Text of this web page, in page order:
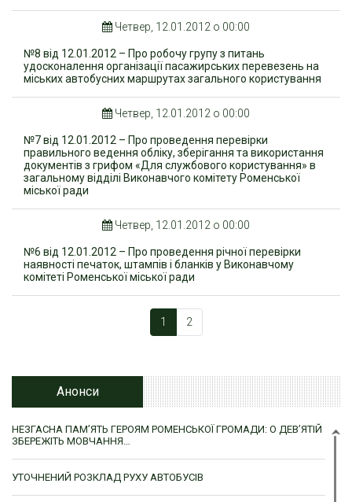
Четвер, 12.01.2012 о 00:00
№8 від 12.01.2012 – Про робочу групу з питань
удосконалення організації пасажирських перевезень на
міських автобусних маршрутах загального користування
Четвер, 12.01.2012 о 00:00
№7 від 12.01.2012 – Про проведення перевірки
правильного ведення обліку, зберігання та використання
документів з грифом «Для службового користування» в
загальному відділі Виконавчого комітету Роменської
міської ради
Четвер, 12.01.2012 о 00:00
№6 від 12.01.2012 – Про проведення річної перевірки
наявності печаток, штампів і бланків у Виконавчому
комітеті Роменської міської ради
1 2
Анонси
НЕЗГАСНА ПАМ’ЯТЬ ГЕРОЯМ РОМЕНСЬКОЇ ГРОМАДИ: О ДЕВ’ЯТІЙ
ЗБЕРЕЖІТЬ МОВЧАННЯ…
УТОЧНЕНИЙ РОЗКЛАД РУХУ АВТОБУСІВ